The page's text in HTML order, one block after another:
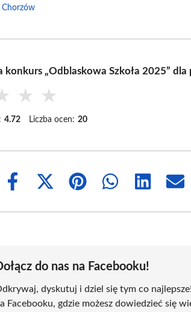
Chorzów
konkurs „Odblaskowa Szkoła 2025”
★ ★
4.72 Liczba ocen: 20
Share
Share
(Twitter)
Share
Share
Share
do nas na Facebooku!
dyskutuj i dziel się tym co
Facebooku, gdzie możesz dowiedzieć się